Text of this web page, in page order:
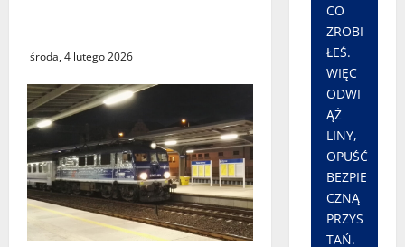
środa, 4 lutego 2026
CO
ZROBI
ŁEŚ.
WIĘC
ODWI
ĄŻ
LINY,
OPUŚĆ
BEZPIE
CZNĄ
PRZYS
TAŃ.